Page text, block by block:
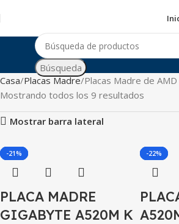
Búsqueda
Casa Placas Madre Placas Madre de AMD
Mostrando todos los 9 resultados
Mostrar barra lateral
-8%
PLACA MADRE
GIGABYTE A520M K
-7%
-45% -33%
-31% -30%
-17% -22%
-21%